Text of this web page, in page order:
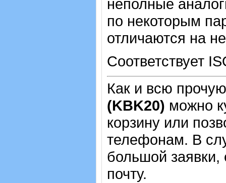
неполные
по некоторым
отличаются на
Соответствует
Как и всю
(KBK20) можно
корзину или
телефонам. В
большой заявки,
почту.